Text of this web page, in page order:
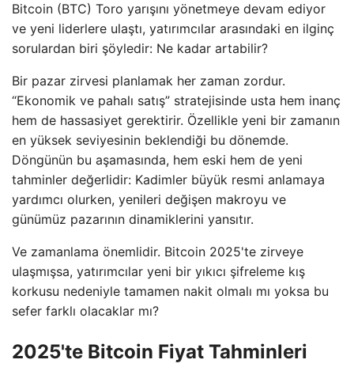
Bitcoin (BTC) Toro yarışını yönetmeye devam ediyor
ve yeni liderlere ulaştı, yatırımcılar arasındaki en ilginç
sorulardan biri şöyledir: Ne kadar artabilir?
Bir pazar zirvesi planlamak her zaman zordur.
“Ekonomik ve pahalı satış” stratejisinde usta hem inanç
hem de hassasiyet gerektirir. Özellikle yeni bir zamanın
en yüksek seviyesinin beklendiği bu dönemde.
Döngünün bu aşamasında, hem eski hem de yeni
tahminler değerlidir: Kadimler büyük resmi anlamaya
yardımcı olurken, yenileri değişen makroyu ve
günümüz pazarının dinamiklerini yansıtır.
Ve zamanlama önemlidir. Bitcoin 2025'te zirveye
ulaşmışsa, yatırımcılar yeni bir yıkıcı şifreleme kış
korkusu nedeniyle tamamen nakit olmalı mı yoksa bu
sefer farklı olacaklar mı?
2025'te Bitcoin Fiyat Tahminleri